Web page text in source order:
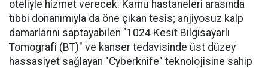
oteliyle hizmet verecek. Kamu hastaneleri arasında
tıbbi donanımıyla da öne çıkan tesis; anjiyosuz kalp
damarlarını saptayabilen "1024 Kesit Bilgisayarlı
Tomografi (BT)" ve kanser tedavisinde üst düzey
hassasiyet sağlayan "Cyberknife" teknolojisine sahip